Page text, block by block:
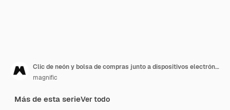
Clic de neón y bolsa de compras junto a dispositivos electrónicos
magnific
Más de esta serieVer todo